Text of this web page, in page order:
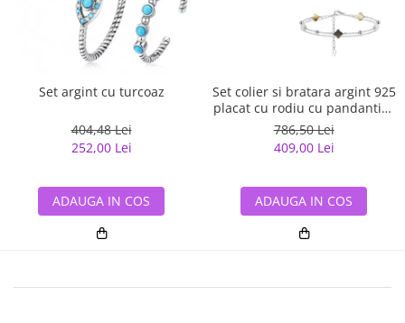
Set argint cu turcoaz
404,48 Lei
252,00 Lei
ADAUGA IN COS
Set colier si bratara argint 925
placat cu rodiu cu pandantive
din sidef Trifoi cu Patru Foi
786,50 Lei
409,00 Lei
ADAUGA IN COS